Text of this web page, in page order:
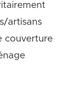
artisans
couverture